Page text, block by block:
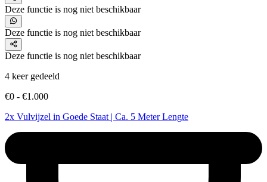
Deze functie is nog niet beschikbaar
Deze functie is nog niet beschikbaar
Deze functie is nog niet beschikbaar
4 keer gedeeld
€0 - €1.000
2x Vulvijzel in Goede Staat | Ca. 5 Meter Lengte